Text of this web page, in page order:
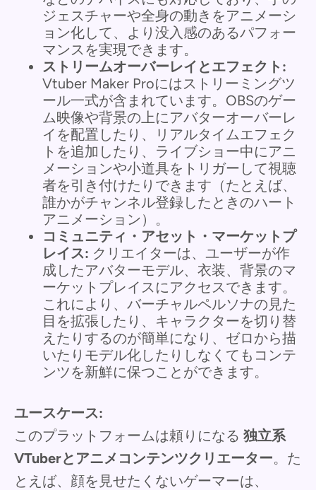
ジェスチャーや全身の動きをアニメーシ
ョン化して、より没入感のあるパフォー
マンスを実現できます。
ストリームオーバーレイとエフェクト:
Vtuber Maker Proにはストリーミングツ
ール一式が含まれています。OBSのゲー
ム映像や背景の上にアバターオーバーレ
イを配置したり、リアルタイムエフェク
トを追加したり、ライブショー中にアニ
メーションや小道具をトリガーして視聴
者を引き付けたりできます（たとえば、
誰かがチャンネル登録したときのハート
アニメーション）。
コミュニティ・アセット・マーケットプ
レイス: クリエイターは、ユーザーが作
成したアバターモデル、衣装、背景のマ
ーケットプレイスにアクセスできます。
これにより、バーチャルペルソナの見た
目を拡張したり、キャラクターを切り替
えたりするのが簡単になり、ゼロから描
いたりモデル化したりしなくてもコンテ
ンツを新鮮に保つことができます。
ユースケース:
このプラットフォームは頼りになる 独立系
VTuberとアニメコンテンツクリエーター。た
とえば、顔を見せたくないゲーマーは、